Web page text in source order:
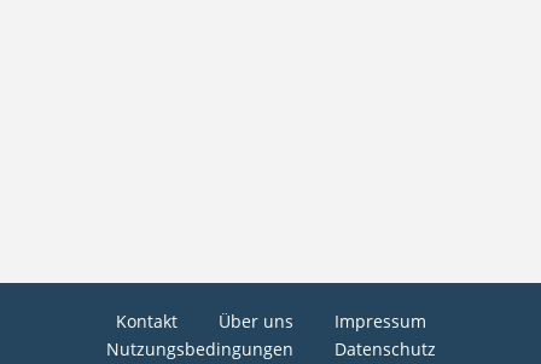
Kontakt Über uns
Impressum
Nutzungsbedingungen
Datenschutz